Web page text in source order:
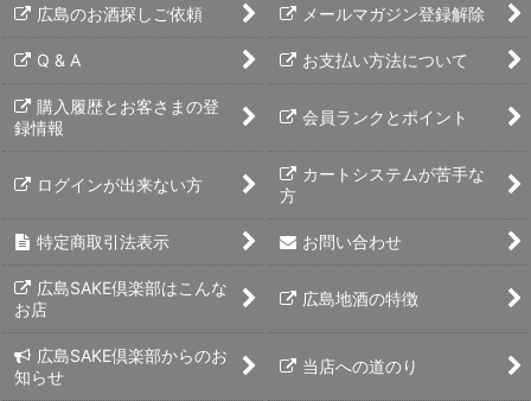
広島のお酒探しご依頼 メールマガジン登録解除
Q & A お支払い方法について
購入履歴とお客さまの登
録情報
会員ランクとポイント
ログインが出来ない方
カートシステムが苦手な
方
特定商取引法表示 お問い合わせ
広島SAKE倶楽部はこんな
お店
広島地酒の特徴
広島SAKE倶楽部からのお
知らせ
当店への道のり